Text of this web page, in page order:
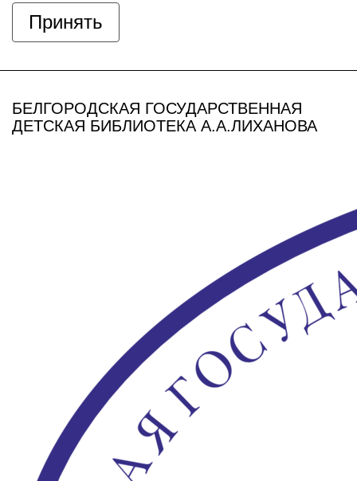
Принять
БЕЛГОРОДСКАЯ ГОСУДАРСТВЕННАЯ
ДЕТСКАЯ БИБЛИОТЕКА А.А.ЛИХАНОВА